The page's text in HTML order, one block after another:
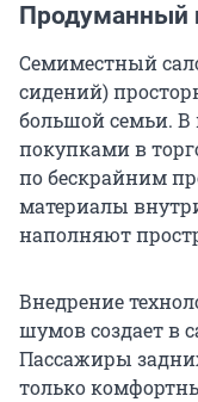
Продуманный
Семиместный
сидений)
большой семьи. В
покупками в
по бескрайним
материалы
наполняют
Внедрение
шумов создает в
Пассажиры
только